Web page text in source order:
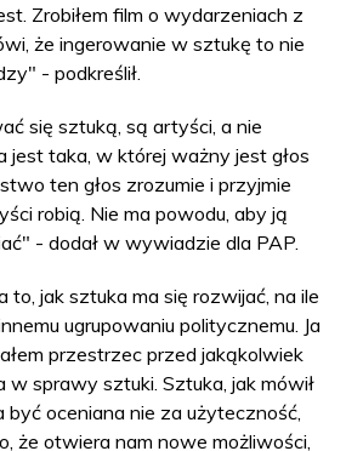
Zrobiłem film o wydarzeniach z
że ingerowanie w sztukę to nie
- podkreślił.
się sztuką, są artyści, a nie
jest taka, w której ważny jest głos
ten głos zrozumie i przyjmie
robią. Nie ma powodu, aby ją
- dodał w wywiadzie dla PAP.
to, jak sztuka ma się rozwijać, na ile
ugrupowaniu politycznemu. Ja
przestrzec przed jakąkolwiek
sprawy sztuki. Sztuka, jak mówił
być oceniana nie za użyteczność,
że otwiera nam nowe możliwości,